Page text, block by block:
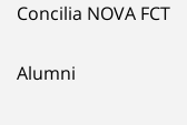
Concilia NOVA FCT
Alumni